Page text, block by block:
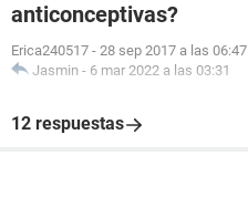
anticonceptivas?
Erica240517 - 28 sep 2017 a las 06:47
Jasmin - 6 mar 2022 a las 03:31
12 respuestas